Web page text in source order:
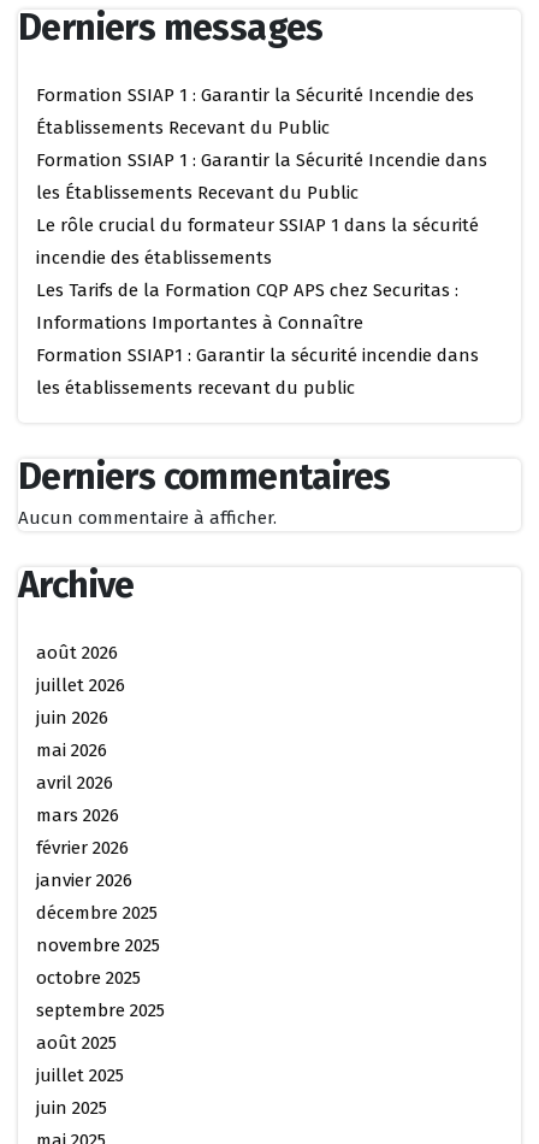
Derniers messages
Formation SSIAP 1 : Garantir la Sécurité Incendie des
Établissements Recevant du Public
Formation SSIAP 1 : Garantir la Sécurité Incendie dans
les Établissements Recevant du Public
Le rôle crucial du formateur SSIAP 1 dans la sécurité
incendie des établissements
Les Tarifs de la Formation CQP APS chez Securitas :
Informations Importantes à Connaître
Formation SSIAP1 : Garantir la sécurité incendie dans
les établissements recevant du public
Derniers commentaires
Aucun commentaire à afficher.
Archive
août 2026
juillet 2026
juin 2026
mai 2026
avril 2026
mars 2026
février 2026
janvier 2026
décembre 2025
novembre 2025
octobre 2025
septembre 2025
août 2025
juillet 2025
juin 2025